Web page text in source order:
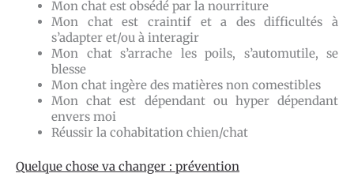
Mon chat est obsédé par la nourriture
Mon chat est craintif et a des difficultés à
s’adapter et/ou à interagir
Mon chat s’arrache les poils, s’automutile, se
blesse
Mon chat ingère des matières non comestibles
Mon chat est dépendant ou hyper dépendant
envers moi
Réussir la cohabitation chien/chat
Quelque chose va changer : prévention